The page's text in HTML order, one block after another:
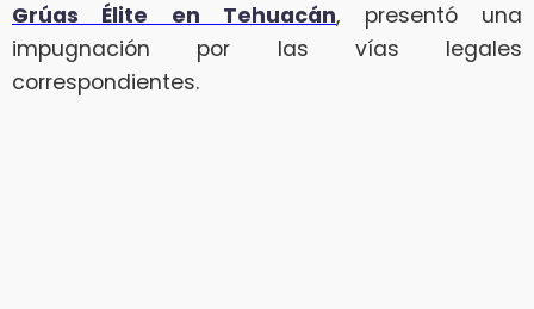
Grúas Élite en Tehuacán, presentó una
impugnación por las vías legales
correspondientes.